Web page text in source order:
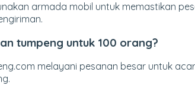
armada mobil untuk memastikan
tumpeng untuk 100 orang?
melayani pesanan besar untuk